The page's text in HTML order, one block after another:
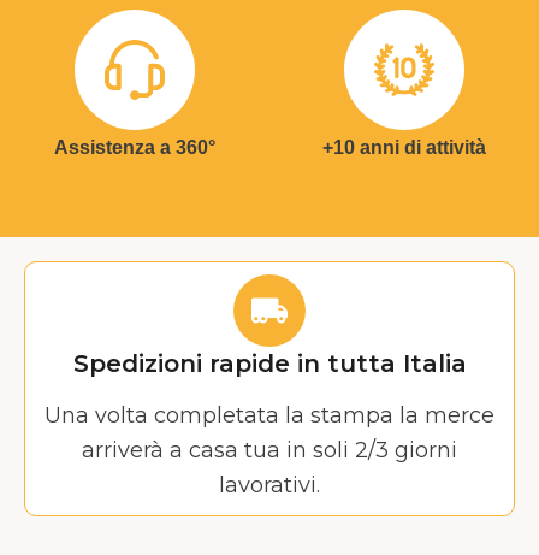
Assistenza a 360° +10 anni di attività
Spedizioni rapide in tutta Italia
Una volta completata la stampa la merce
arriverà a casa tua in soli 2/3 giorni
lavorativi.